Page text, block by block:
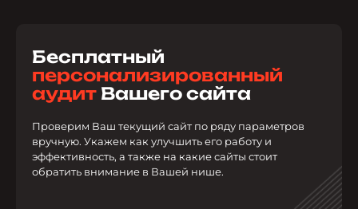
Бесплатный
персонализированный
аудит Вашего сайта
Проверим Ваш текущий сайт по ряду параметров
вручную. Укажем как улучшить его работу и
эффективность, а также на какие сайты стоит
обратить внимание в Вашей нише.